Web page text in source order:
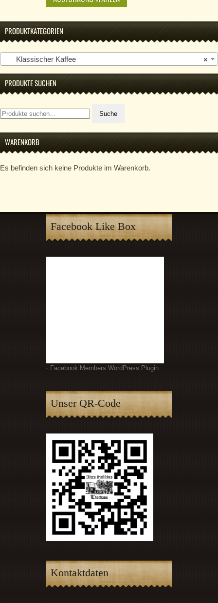
PRODUKTKATEGORIEN
×
Klassischer Kaffee
PRODUKTE SUCHEN
Suche
nach:
Suche
WARENKORB
Es befinden sich keine Produkte im Warenkorb.
Facebook Like Box
- Facebook Members WordPress Plugin
Unser QR-Code
Kontaktdaten